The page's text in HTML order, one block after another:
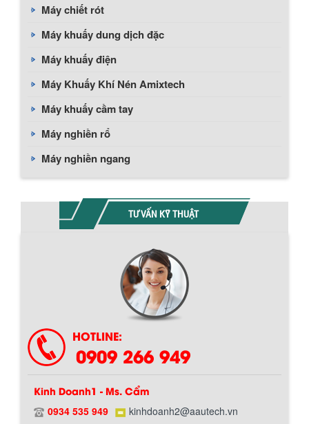
Máy chiết rót
Máy khuấy dung dịch đặc
Máy khuấy điện
Máy Khuấy Khí Nén Amixtech
Máy khuấy cầm tay
Máy nghiền rổ
Máy nghiền ngang
TƯ VẤN KỸ THUẬT
HOTLINE:
0909 266 949
Kinh Doanh1 - Ms. Cẩm
0934 535 949 kinhdoanh2@aautech.vn